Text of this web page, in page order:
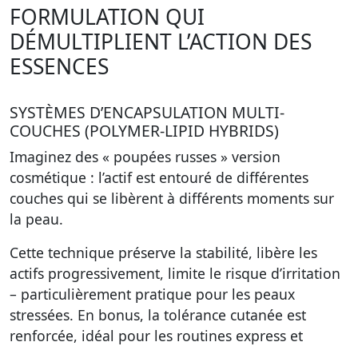
FORMULATION QUI
DÉMULTIPLIENT L’ACTION DES
ESSENCES
SYSTÈMES D’ENCAPSULATION MULTI-
COUCHES (POLYMER-LIPID HYBRIDS)
Imaginez des « poupées russes » version
cosmétique : l’actif est entouré de différentes
couches qui se libèrent à différents moments sur
la peau.
Cette technique préserve la stabilité, libère les
actifs progressivement, limite le risque d’irritation
– particulièrement pratique pour les peaux
stressées. En bonus, la tolérance cutanée est
renforcée, idéal pour les routines express et